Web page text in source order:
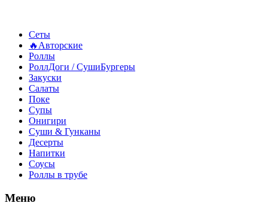
Сеты
🔥Авторские
Роллы
РоллДоги / СушиБургеры
Закуски
Салаты
Поке
Супы
Онигири
Суши & Гунканы
Десерты
Напитки
Соусы
Роллы в трубе
Меню